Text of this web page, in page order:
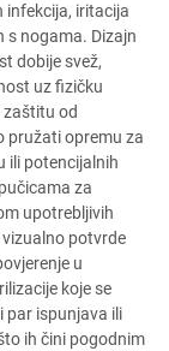
infekcija, iritacija
s nogama. Dizajn
dobije svež,
uz fizičku
od
pružati opremu za
ili potencijalnih
za
upotrebljivih
potvrde
u
koje se
par ispunjava ili
ih čini pogodnim